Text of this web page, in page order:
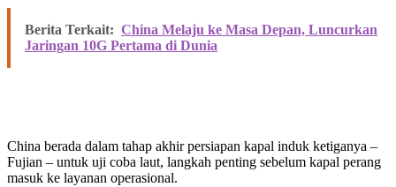
Berita Terkait: China Melaju ke Masa Depan, Luncurkan
Jaringan 10G Pertama di Dunia
China berada dalam tahap akhir persiapan kapal induk ketiganya –
Fujian – untuk uji coba laut, langkah penting sebelum kapal perang
masuk ke layanan operasional.